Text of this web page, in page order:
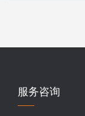
服务咨询